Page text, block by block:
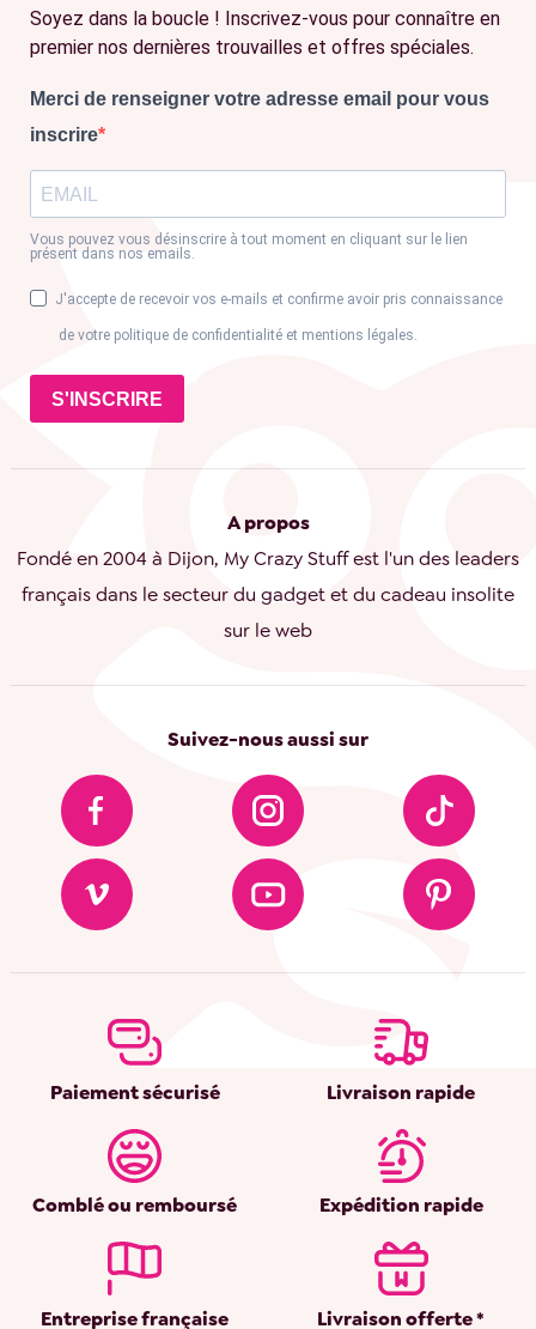
Soyez dans la boucle ! Inscrivez-vous pour connaître en
premier nos dernières trouvailles et offres spéciales.
Merci de renseigner votre adresse email pour vous
inscrire
Vous pouvez vous désinscrire à tout moment en cliquant sur le lien
présent dans nos emails.
J'accepte de recevoir vos e-mails et confirme avoir pris connaissance
de votre politique de confidentialité et mentions légales.
S'INSCRIRE
A propos
Fondé en 2004 à Dijon, My Crazy Stuff est l'un des leaders
français dans le secteur du gadget et du cadeau insolite
sur le web
Suivez-nous aussi sur
Paiement sécurisé Livraison rapide
Comblé ou remboursé Expédition rapide
Entreprise française Livraison offerte *